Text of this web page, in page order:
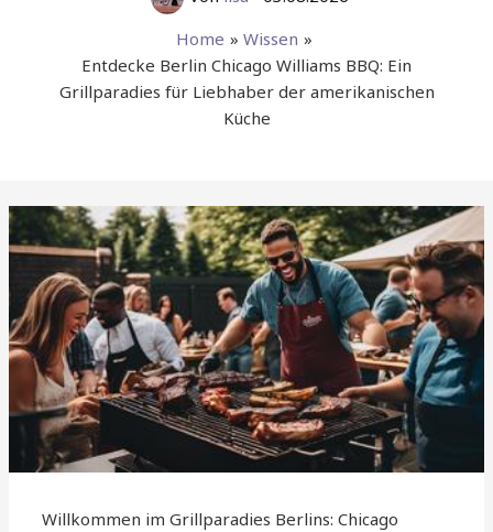
Home
Wissen
Entdecke Berlin Chicago Williams BBQ: Ein
Grillparadies für Liebhaber der amerikanischen
Küche
Willkommen im Grillparadies Berlins: Chicago